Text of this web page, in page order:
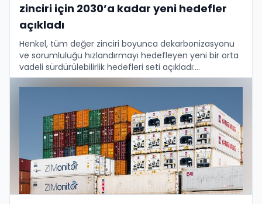
zinciri için 2030’a kadar yeni hedefler
açıkladı
Henkel, tüm değer zinciri boyunca dekarbonizasyonu
ve sorumluluğu hızlandırmayı hedefleyen yeni bir orta
vadeli sürdürülebilirlik hedefleri seti açıkladı:...